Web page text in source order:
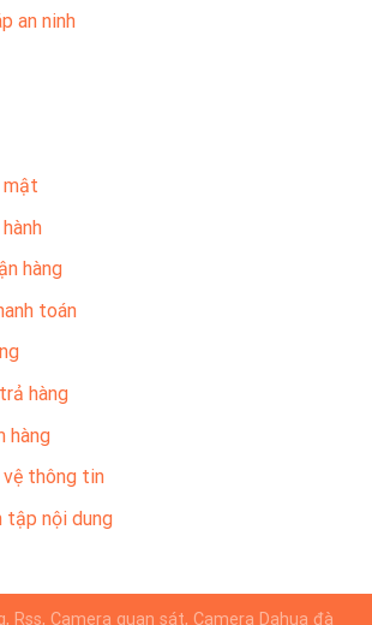
an ninh
mật
hàng
toán
hàng
hàng
vệ thông tin
tập nội dung
Rss, Camera quan sát, Camera Dahua đà